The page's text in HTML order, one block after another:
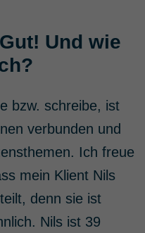
Und wie
bzw. schreibe, ist
verbunden und
Ich freue
mein Klient Nils
denn sie ist
Nils ist 39